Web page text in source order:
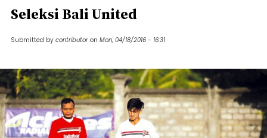
Seleksi Bali United
Submitted by contributor on Mon, 04/18/2016 - 16:31